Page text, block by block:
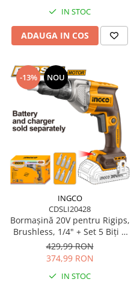
IN STOC
ADAUGA IN COS
-13% NOU
INGCO
CDSLI20428
Bormașină 20V pentru Rigips,
Brushless, 1/4" + Set 5 Biți +
Conector Rapid
429,99 RON
374,99 RON
IN STOC